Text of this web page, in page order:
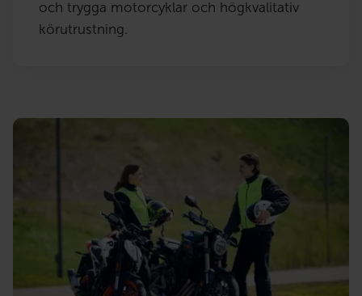
och trygga motorcyklar och högkvalitativ
körutrustning.